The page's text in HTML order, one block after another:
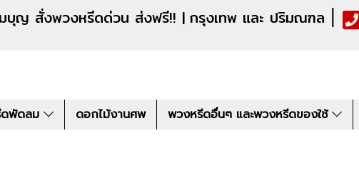
ดด่วน ส่งฟรี!! | กรุงเทพ และ ปริมณฑล |
พัดลม ดอกไม้งานศพ พวงหรีดอื่นๆ และพวงหรีดของใช้